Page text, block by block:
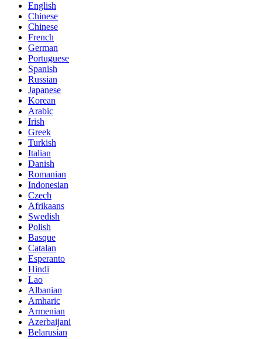
English
Chinese
Chinese
French
German
Portuguese
Spanish
Russian
Japanese
Korean
Arabic
Irish
Greek
Turkish
Italian
Danish
Romanian
Indonesian
Czech
Afrikaans
Swedish
Polish
Basque
Catalan
Esperanto
Hindi
Lao
Albanian
Amharic
Armenian
Azerbaijani
Belarusian